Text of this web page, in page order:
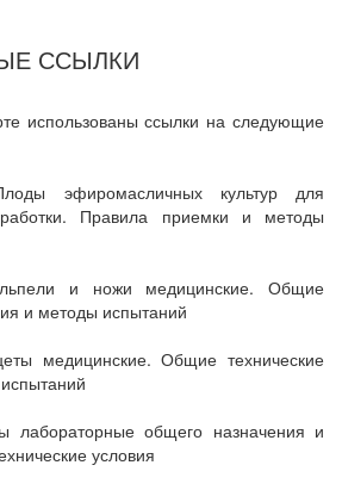
ССЫЛКИ
использованы ссылки на следующие
эфиромасличных культур для
Правила приемки и методы
и ножи медицинские. Общие
и методы испытаний
медицинские. Общие технические
лабораторные общего назначения и
условия